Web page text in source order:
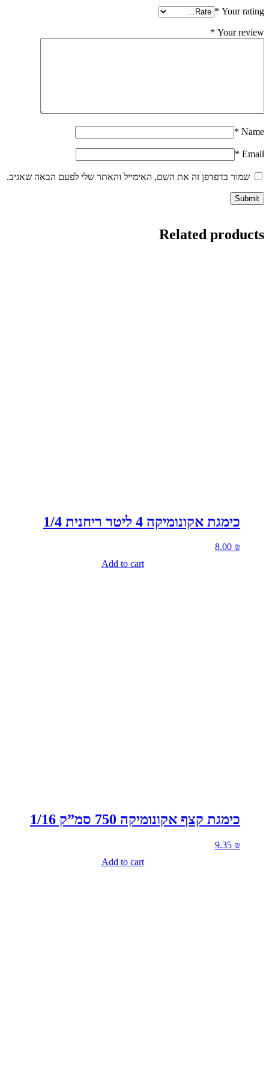
Your rating
*
Your review
*
Name
*
Email
*
שמור בדפדפן זה את השם, האימייל והאתר שלי לפעם הבאה שאגיב.
Related products
כימגת אקונומיקה 4 ליטר ריחנית 1/4
8.00 ₪
Add to cart
כימגת קצף אקונומיקה 750 סמ”ק 1/16
9.35 ₪
Add to cart